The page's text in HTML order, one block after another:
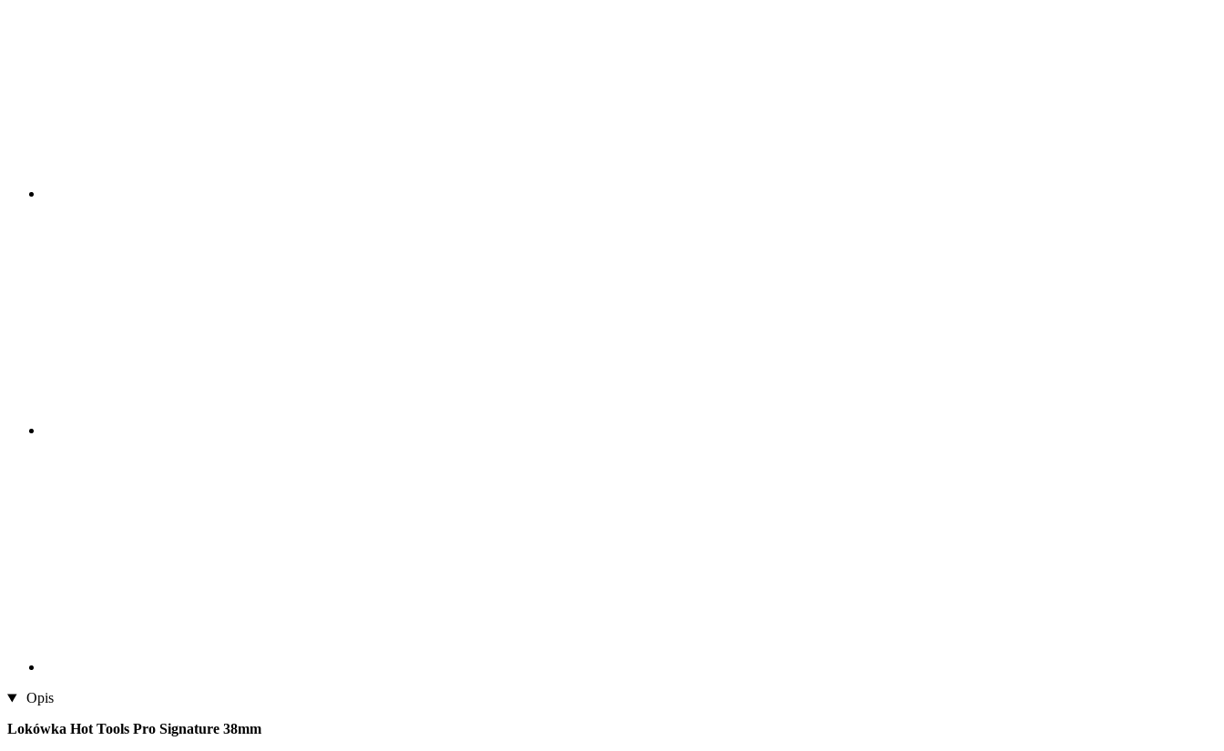
Opis
Lokówka Hot Tools Pro Signature 38mm